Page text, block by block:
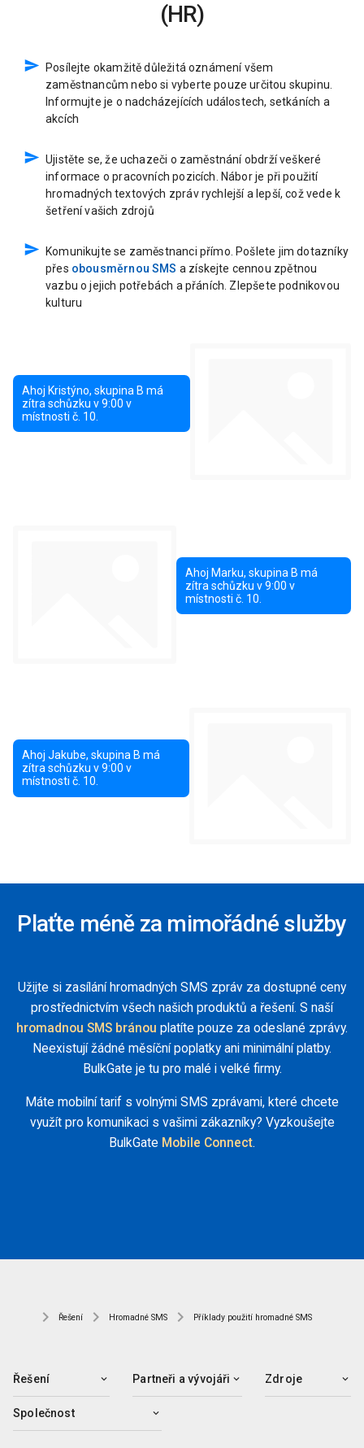
(HR)
Posílejte okamžitě důležitá oznámení všem
zaměstnancům nebo si vyberte pouze určitou skupinu.
Informujte je o nadcházejících událostech, setkáních a
akcích
Ujistěte se, že uchazeči o zaměstnání obdrží veškeré
informace o pracovních pozicích. Nábor je při použití
hromadných textových zpráv rychlejší a lepší, což vede k
šetření vašich zdrojů
Komunikujte se zaměstnanci přímo. Pošlete jim dotazníky
přes obousměrnou SMS a získejte cennou zpětnou
vazbu o jejich potřebách a přáních. Zlepšete podnikovou
kulturu
Plaťte méně za mimořádné služby
Užijte si zasílání hromadných SMS zpráv za dostupné ceny
prostřednictvím všech našich produktů a řešení. S naší
hromadnou SMS bránou platíte pouze za odeslané zprávy.
Neexistují žádné měsíční poplatky ani minimální platby.
BulkGate je tu pro malé i velké firmy.
Máte mobilní tarif s volnými SMS zprávami, které chcete
využít pro komunikaci s vašimi zákazníky? Vyzkoušejte
BulkGate Mobile Connect.
Řešení Hromadné SMS Příklady použití hromadné SMS
Řešení Partneři a vývojáři Zdroje
Společnost